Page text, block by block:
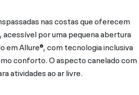
nas costas que oferecem
por uma pequena abertura
em Allure®, com tecnologia inclusiva
conforto. O aspecto canelado com
atividades ao ar livre.